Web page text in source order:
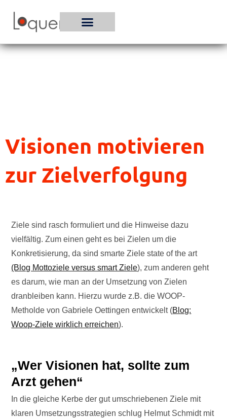
Inhalt
Visionen motivieren
zur Zielverfolgung
Ziele sind rasch formuliert und die Hinweise dazu
vielfältig. Zum einen geht es bei Zielen um die
Konkretisierung, da sind smarte Ziele state of the art
(Blog Mottoziele versus smart Ziele), zum anderen geht
es darum, wie man an der Umsetzung von Zielen
dranbleiben kann. Hierzu wurde z.B. die WOOP-
Metholde von Gabriele Oettingen entwickelt (Blog:
Woop-Ziele wirklich erreichen).
„Wer Visionen hat, sollte zum
Arzt gehen“
In die gleiche Kerbe der gut umschriebenen Ziele mit
klaren Umsetzungsstrategien schlug Helmut Schmidt mit